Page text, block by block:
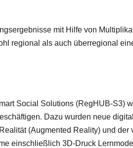
mit Hilfe von
regional als auch überregional
Social Solutions (RegHUB-S3)
Dazu wurden neue
(Augmented Reality) und
einschließlich 3D-Druck